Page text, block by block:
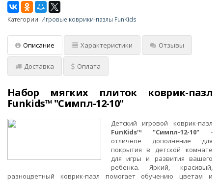
Категории: Игровые коврики-пазлы FunKids
Описание Характеристики Отзывы
Доставка Оплата
Набор мягких плиток коврик-пазл
Funkids™ "Симпл-12-10"
Детский игровой коврик-пазл
FunKids™ "Симпл-12-10" -
отличное дополнение для
покрытия в детской комнате
для игры и развития вашего
ребенка. Яркий, красивый,
разноцветный коврик-пазл помогает обучению цветам и